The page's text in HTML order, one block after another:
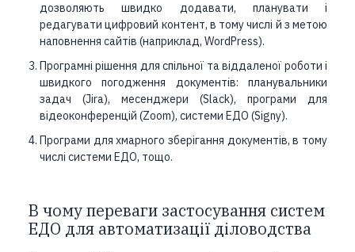
дозволяють швидко додавати, планувати і
редагувати цифровий контент, в тому числі й з метою
наповнення сайтів (наприклад, WordPress).
Програмні рішення для спільної та віддаленої роботи і
швидкого погодження документів: планувальники
задач (Jira), месенджери (Slack), програми для
відеоконференцій (Zoom), системи ЕДО (Signy).
Програми для хмарного зберігання документів, в тому
числі системи ЕДО, тощо.
В чому переваги застосування систем
ЕДО для автоматизації діловодства